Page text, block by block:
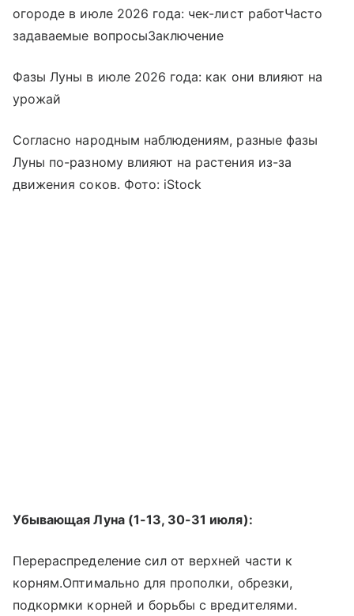
огороде в июле 2026 года: чек-лист работЧасто
задаваемые вопросыЗаключение
Фазы Луны в июле 2026 года: как они влияют на
урожай
Согласно народным наблюдениям, разные фазы
Луны по-разному влияют на растения из-за
движения соков. Фото: iStock
Убывающая Луна (1-13, 30-31 июля):
Перераспределение сил от верхней части к
корням.Оптимально для прополки, обрезки,
подкормки корней и борьбы с вредителями.